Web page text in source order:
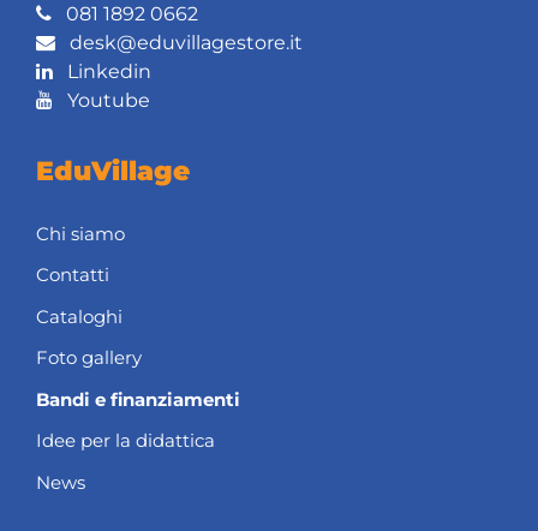
081 1892 0662
desk@eduvillagestore.it
Linkedin
Youtube
EduVillage
Chi siamo
Contatti
Cataloghi
Foto gallery
Bandi e finanziamenti
Idee per la didattica
News